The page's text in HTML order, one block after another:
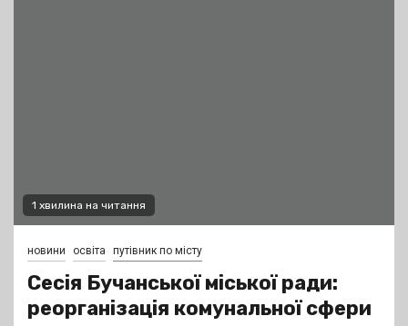
1 хвилина на читання
новини освіта путівник по місту
Сесія Бучанської міської ради:
реорганізація комунальної сфери